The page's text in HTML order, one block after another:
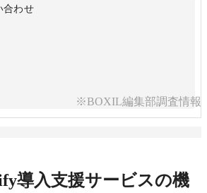
合わせ
※BOXIL編集部調査情報
導入支援サービスの機